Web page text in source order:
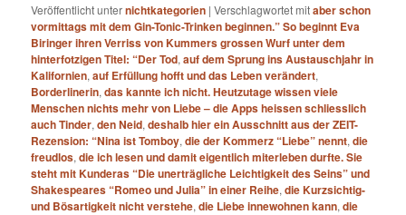
Veröffentlicht unternichtkategorien |Verschlagwortet mitaber schon
vormittags mit dem Gin-​Tonic-​Trinken beginnen.” So beginnt Eva
Biringer ihren Verriss von Kummers grossen Wurf unter dem
hinterfotzigen Titel: “Der Tod,auf dem Sprung ins Austauschjahr in
Kalifornien,auf Erfüllung hofft und das Leben verändert,
Borderlinerin,das kannte ich nicht. Heutzutage wissen viele
Menschen nichts mehr von Liebe – die Apps heissen schliesslich
auch Tinder,den Neid,deshalb hier ein Ausschnitt aus der ZEIT-​
Rezension: “Nina ist Tomboy,die der Kommerz “Liebe” nennt,die
freudlos,die ich lesen und damit eigentlich miterleben durfte. Sie
steht mit Kunderas “Die unerträgliche Leichtigkeit des Seins” und
Shakespeares “Romeo und Julia” in einer Reihe,die Kurzsichtig-
und Bösartigkeit nicht verstehe,die Liebe innewohnen kann,die